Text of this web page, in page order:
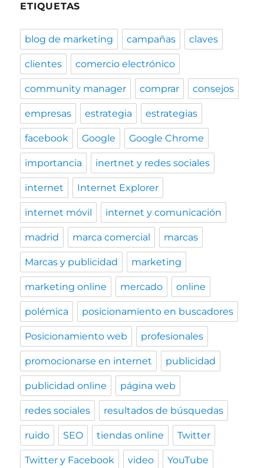
ETIQUETAS
blog de marketing campañas claves
clientes comercio electrónico
community manager comprar consejos
empresas estrategia estrategias
facebook Google Google Chrome
importancia inertnet y redes sociales
internet Internet Explorer
internet móvil internet y comunicación
madrid marca comercial marcas
Marcas y publicidad marketing
marketing online mercado online
polémica posicionamiento en buscadores
Posicionamiento web profesionales
promocionarse en internet publicidad
publicidad online página web
redes sociales resultados de búsquedas
ruido SEO tiendas online Twitter
Twitter y Facebook video YouTube